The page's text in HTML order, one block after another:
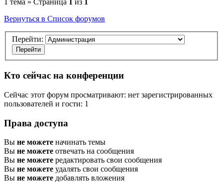
Вернуться в Список форумов
Перейти:
Кто сейчас на конференции
Сейчас этот форум просматривают: нет зарегистрированных
пользователей и гости: 1
Права доступа
Вы не можете начинать темы
Вы не можете отвечать на сообщения
Вы не можете редактировать свои сообщения
Вы не можете удалять свои сообщения
Вы не можете добавлять вложения